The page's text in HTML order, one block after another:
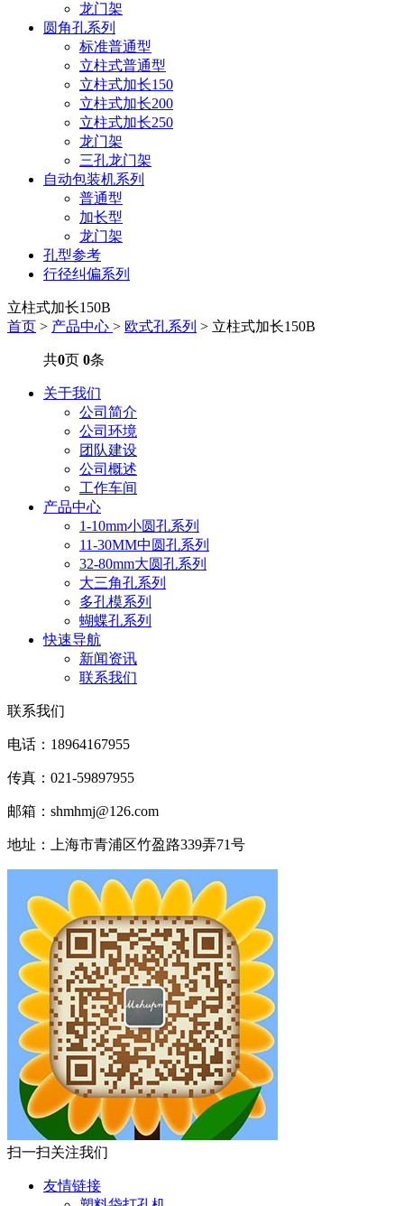
龙门架
圆角孔系列
标准普通型
立柱式普通型
立柱式加长150
立柱式加长200
立柱式加长250
龙门架
三孔龙门架
自动包装机系列
普通型
加长型
龙门架
孔型参考
行径纠偏系列
立柱式加长150B
首页 > 产品中心 > 欧式孔系列 > 立柱式加长150B
共0页 0条
关于我们
公司简介
公司环境
团队建设
公司概述
工作车间
产品中心
1-10mm小圆孔系列
11-30MM中圆孔系列
32-80mm大圆孔系列
大三角孔系列
多孔模系列
蝴蝶孔系列
快速导航
新闻资讯
联系我们
联系我们
电话：18964167955
传真：021-59897955
邮箱：shmhmj@126.com
地址：上海市青浦区竹盈路339弄71号
扫一扫关注我们
友情链接